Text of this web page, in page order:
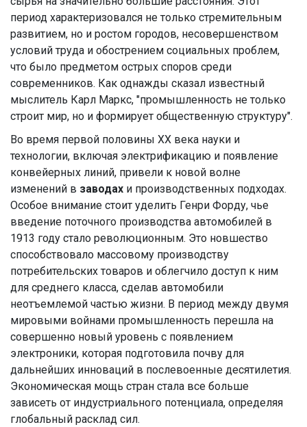
период характеризовался не только стремительным
развитием, но и ростом городов, несовершенством
условий труда и обострением социальных проблем,
что было предметом острых споров среди
современников. Как однажды сказал известный
мыслитель Карл Маркс, "промышленность не только
строит мир, но и формирует общественную структуру".
Во время первой половины ХХ века науки и
технологии, включая электрификацию и появление
конвейерных линий, привели к новой волне
изменений в заводах и производственных подходах.
Особое внимание стоит уделить Генри Форду, чье
введение поточного производства автомобилей в
1913 году стало революционным. Это новшество
способствовало массовому производству
потребительских товаров и облегчило доступ к ним
для среднего класса, сделав автомобили
неотъемлемой частью жизни. В период между двумя
мировыми войнами промышленность перешла на
совершенно новый уровень с появлением
электроники, которая подготовила почву для
дальнейших инноваций в послевоенные десятилетия.
Экономическая мощь стран стала все больше
зависеть от индустриального потенциала, определяя
глобальный расклад сил.